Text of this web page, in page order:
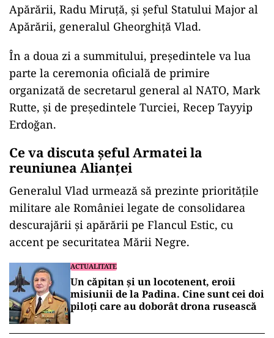
Apărării, Radu Miruță, și șeful Statului Major al
Apărării, generalul Gheorghiță Vlad.
În a doua zi a summitului, președintele va lua
parte la ceremonia oficială de primire
organizată de secretarul general al NATO, Mark
Rutte, și de președintele Turciei, Recep Tayyip
Erdoğan.
Ce va discuta șeful Armatei la
reuniunea Alianței
Generalul Vlad urmează să prezinte prioritățile
militare ale României legate de consolidarea
descurajării și apărării pe Flancul Estic, cu
accent pe securitatea Mării Negre.
ACTUALITATE
Un căpitan și un locotenent, eroii
misiunii de la Padina. Cine sunt cei doi
piloți care au doborât drona rusească